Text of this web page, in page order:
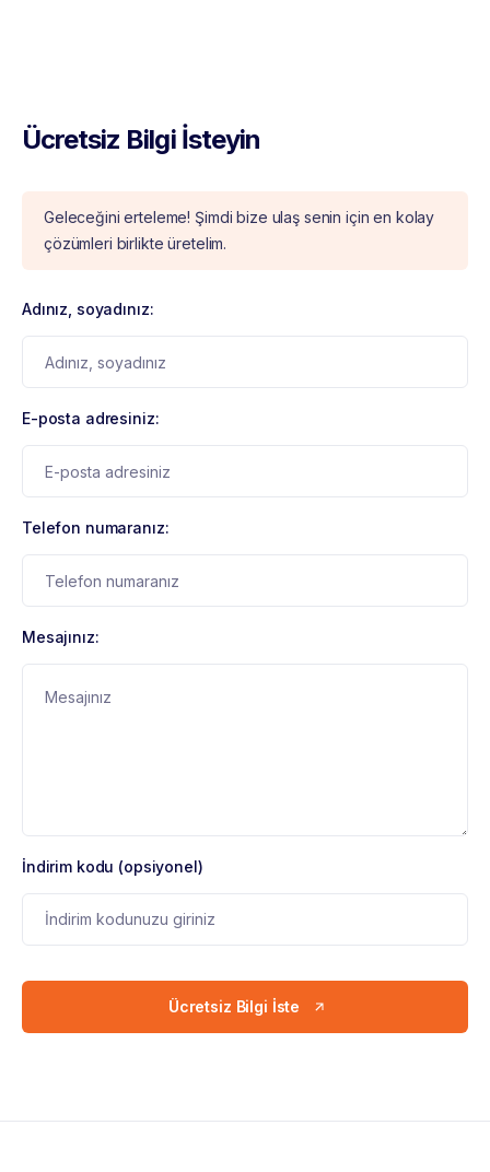
Ücretsiz Bilgi İsteyin
Geleceğini erteleme! Şimdi bize ulaş senin için en kolay
çözümleri birlikte üretelim.
Adınız, soyadınız:
E-posta adresiniz:
Telefon numaranız:
Mesajınız:
İndirim kodu (opsiyonel)
Ücretsiz Bilgi İste